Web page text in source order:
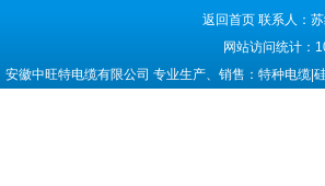
返回首页 联系人：
网站访问统计：
安徽中旺特电缆有限公司 专业生产、销售：特种电缆|